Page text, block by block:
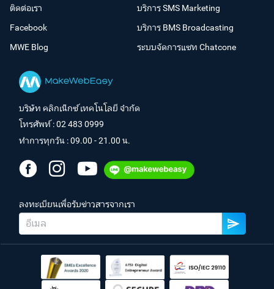
ติดต่อเรา
Facebook
MWE Blog
บริการ SMS Marketing
บริการ BMS Broadcasting
ระบบจัดการแชท Chatcone
บริษัท คลิกเน็กซ์ เทคโนโลยี จำกัด
โทรศัพท์ :02 483 0999
ทำการทุกวัน : 09.00 - 21.00 น.
ลงทะเบียนเพื่อรับข่าวสารจากเรา